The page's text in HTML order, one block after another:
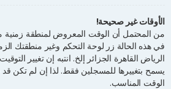
الأوقات غير صحيحة!
من المحتمل أن الوقت المعروض لمنطقة زمنية
في هذه الحالة زر لوحة التحكم وغير منطقتك
الرياض القاهرة الجزائر إلخ. انتبه إن تغيير
يسمح بتغييرها للمسجلين فقط. لذا إن لم تكن
الوقت المناسب.